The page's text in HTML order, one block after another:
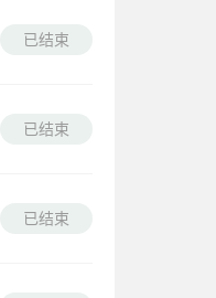
已结束
已结束
已结束